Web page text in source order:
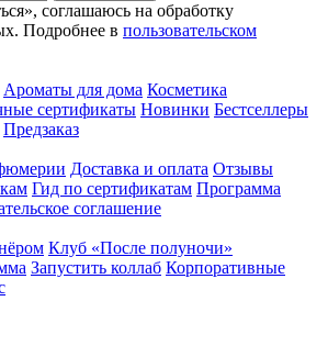
соглашаюсь на обработку
Подробнее в пользовательском
Ароматы для дома Косметика
сертификаты Новинки Бестселлеры
Предзаказ
Доставка и оплата Отзывы
Гид по сертификатам Программа
соглашение
Клуб «После полуночи»
Запустить коллаб Корпоративные